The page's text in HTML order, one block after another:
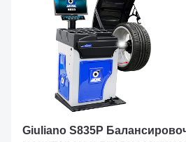
Giuliano S835P